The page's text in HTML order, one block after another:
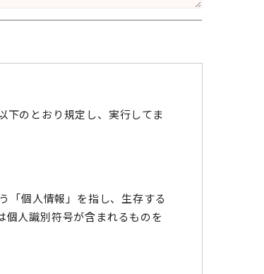
のとおり規定し、実行してま
「個人情報」を指し、生存する
人識別符号が含まれるものを